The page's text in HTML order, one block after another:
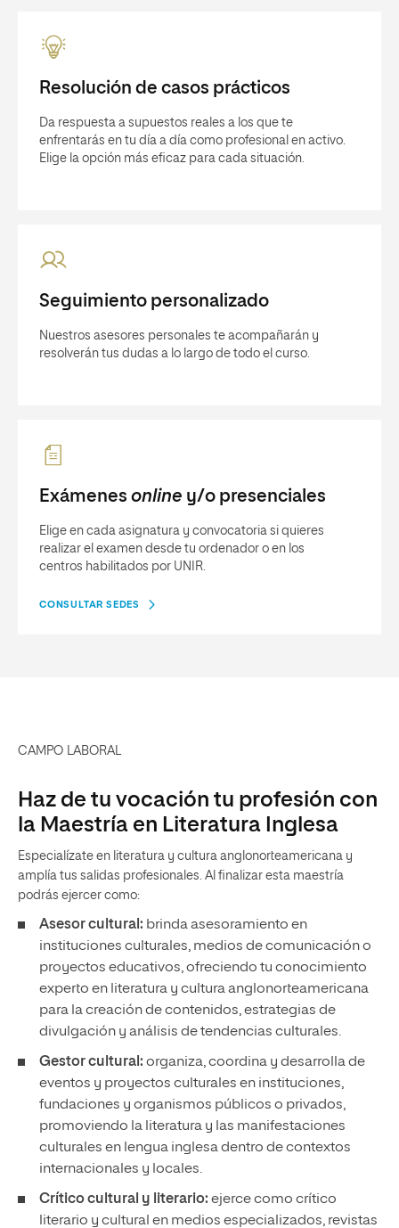
Resolución de casos prácticos
Da respuesta a supuestos reales a los que te
enfrentarás en tu día a día como profesional en activo.
Elige la opción más eficaz para cada situación.
Seguimiento personalizado
Nuestros asesores personales te acompañarán y
resolverán tus dudas a lo largo de todo el curso.
Exámenes online y/o presenciales
Elige en cada asignatura y convocatoria si quieres
realizar el examen desde tu ordenador o en los
centros habilitados por UNIR.
CONSULTAR SEDES
CAMPO LABORAL
Haz de tu vocación tu profesión con
la Maestría en Literatura Inglesa
Especialízate en literatura y cultura anglonorteamericana y
amplía tus salidas profesionales. Al finalizar esta maestría
podrás ejercer como:
Asesor cultural: brinda asesoramiento en
instituciones culturales, medios de comunicación o
proyectos educativos, ofreciendo tu conocimiento
experto en literatura y cultura anglonorteamericana
para la creación de contenidos, estrategias de
divulgación y análisis de tendencias culturales.
Gestor cultural: organiza, coordina y desarrolla de
eventos y proyectos culturales en instituciones,
fundaciones y organismos públicos o privados,
promoviendo la literatura y las manifestaciones
culturales en lengua inglesa dentro de contextos
internacionales y locales.
Crítico cultural y literario: ejerce como crítico
literario y cultural en medios especializados, revistas